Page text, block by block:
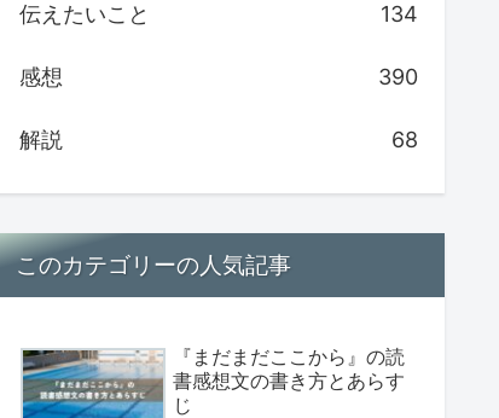
伝えたいこと 134
感想 390
解説 68
このカテゴリーの人気記事
『まだまだここから』の読
書感想文の書き方とあらす
じ